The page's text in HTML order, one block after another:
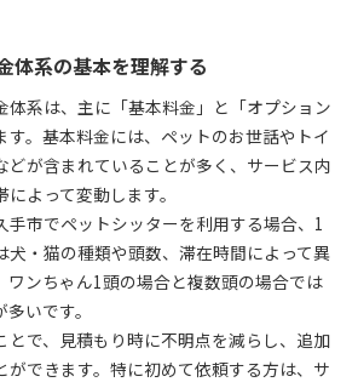
体系の基本を理解する
体系は、主に「基本料金」と「オプション
す。基本料金には、ペットのお世話やトイ
どが含まれていることが多く、サービス内
よって変動します。
手市でペットシッターを利用する場合、1
犬・猫の種類や頭数、滞在時間によって異
ワンちゃん1頭の場合と複数頭の場合では
いです。
とで、見積もり時に不明点を減らし、追加
ができます。特に初めて依頼する方は、サ